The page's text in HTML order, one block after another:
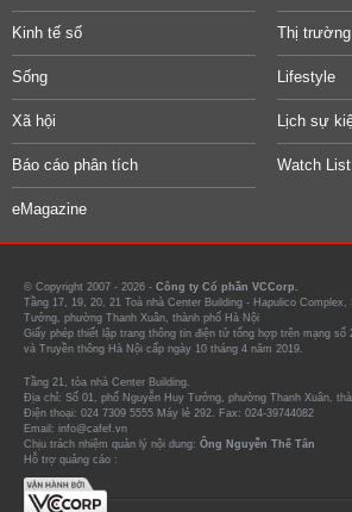
Kinh tế số Thị trường
Sống Lifestyle
Xã hội Lịch sự
Báo cáo phân tích Watch List
eMagazine
© Copyright 2007 - 2026 - Công ty Cổ phần VCCorp.
Tầng 17, 19, 20, 21 Toà nhà Center Building - Hapulico
Tưởng, phường Thanh Xuân, thành phố Hà Nội
Giấy phép thiết lập trang thông tin điện tử tổng hợp trên mạng
và Truyền thông Hà Nội cấp ngày 10 tháng 4 năm 2019.
Tầng 21, tòa nhà Center Building.
Địa chỉ: Số 01, phố Nguyễn Huy Tưởng, phường Thanh Xuân,
Điện thoại: 024 7309 5555 Máy lẻ 292. Fax: 024-39744082
Email: info@cafef.vn
Chịu trách nhiệm quản lý nội dung: Ông Nguyễn Thế Tân
Hỗ trợ quảng cáo :